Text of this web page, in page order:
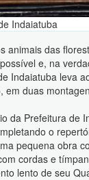
Indaiatuba
animais das
e, na
Indaiatuba leva
em duas
da Prefeitura de
o
pequena obra
cordas e
lento de seu